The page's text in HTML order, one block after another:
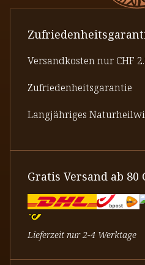
Versandkosten nur CHF
Zufriedenheitsgarantie
Langjähriges
Gratis Versand ab 80
Lieferzeit nur 2-4 Werktage